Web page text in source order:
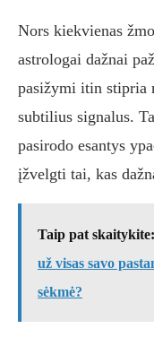
Nors kiekvienas
astrologai dažnai
pasižymi itin stipria
subtilius signalus.
pasirodo esantys
įžvelgti tai, kas
Taip pat skaitykite:
už visas savo
sėkmė?